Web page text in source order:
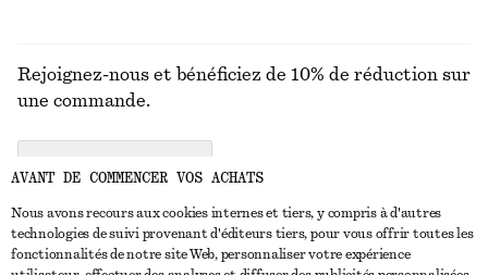
NOUS CONTACTER
Rejoignez-nous et bénéficiez de 10% de réduction sur
une commande.
AVANT DE COMMENCER VOS ACHATS
Nous avons recours aux cookies internes et tiers, y compris à d'autres
technologies de suivi provenant d'éditeurs tiers, pour vous offrir toutes les
fonctionnalités de notre site Web, personnaliser votre expérience